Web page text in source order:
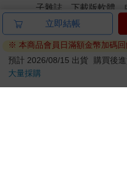
子雜誌、下載版軟體、
已拆封之個人衛生用
刀…等）
若非上列種類商品，均享
日）。
辦理退換貨時，商品（組
立即結帳
※ 本商品會員日滿額金幣加碼
預計 2026/08/15 出貨
購買後
大量採購